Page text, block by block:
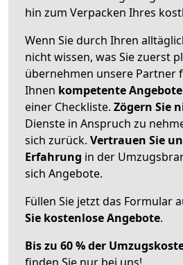
hin zum Verpacken Ihres
Wenn Sie durch Ihren
nicht wissen, was Sie zuerst
übernehmen unsere Partner
Ihnen kompetente Angebote
einer Checkliste. Zögern Sie
Dienste in Anspruch zu
sich zurück. Vertrauen Sie
Erfahrung in der
sich Angebote.
Füllen Sie jetzt das Formular
Sie kostenlose Angebote.
Bis zu 60 % der